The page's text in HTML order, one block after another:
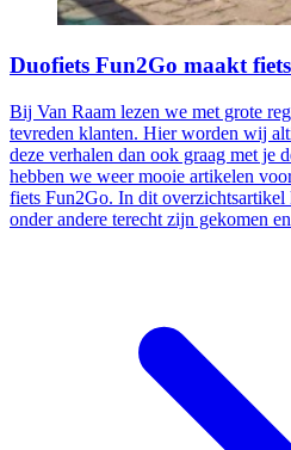
Duofiets Fun2Go maakt
Bij Van Raam lezen we met grote
tevreden klanten. Hier worden wij
deze verhalen dan ook graag met je
hebben we weer mooie artikelen
fiets Fun2Go. In dit overzichtsartikel
onder andere terecht zijn gekomen